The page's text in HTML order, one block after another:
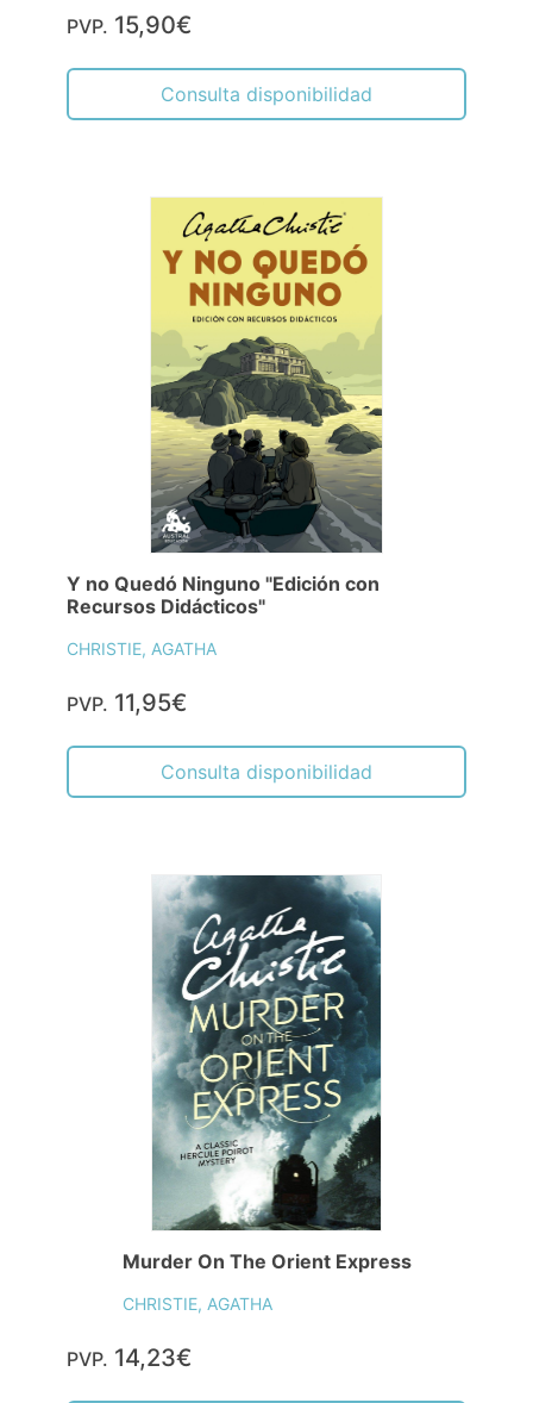
PVP. 15,90€
Consulta disponibilidad
Y no Quedó Ninguno "Edición con
Recursos Didácticos"
CHRISTIE, AGATHA
PVP. 11,95€
Consulta disponibilidad
Murder On The Orient Express
CHRISTIE, AGATHA
PVP. 14,23€